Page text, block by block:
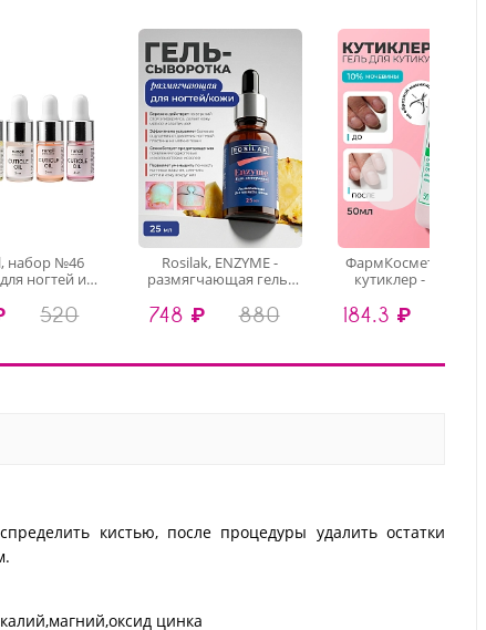
набор №46
ногтей и
520
Rosilak, ENZYME -
размягчающая гель-
кожи, 25 мл
748 ₽ 880
ФармКосметик / Livsi,
кутиклер - гель для
184.3 ₽
кистью, после процедуры удалить остатки
цинка